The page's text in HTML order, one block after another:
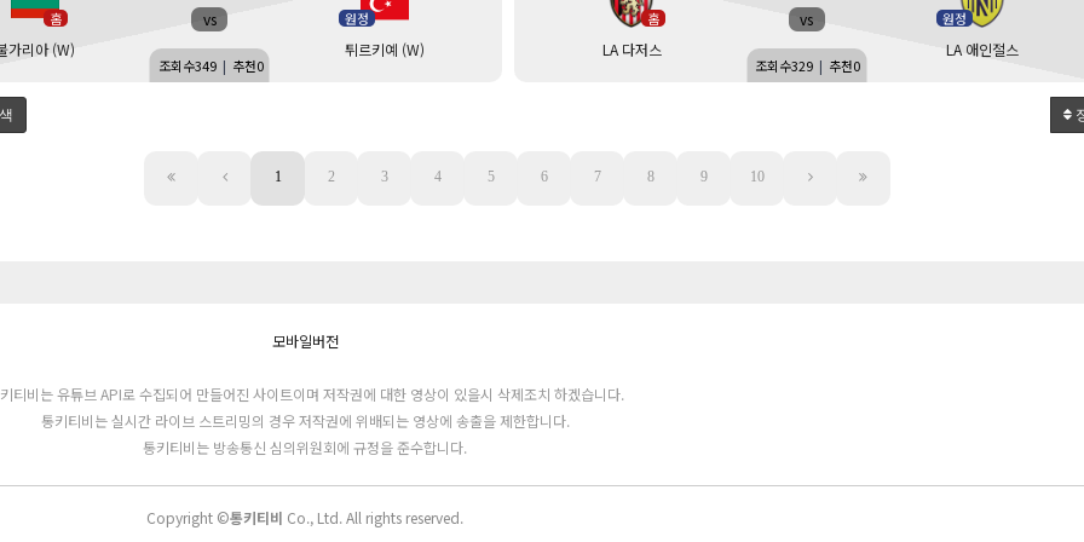
홈
가리아 (W)
vs 원정
튀르키예 (W)
조회수349 | 추천0
홈
LA 다저스
vs 원정
LA 애인절스
조회수329 | 추천0
1 2 3 4 5 6 7 8 9 10
모바일버전
티비는 유튜브 API로 수집되어 만들어진 사이트이며 저작권에 대한 영상이 있을시 삭제조치 하겠습니다.
통키티비는 실시간 라이브 스트리밍의 경우 저작권에 위배되는 영상에 송출을 제한합니다.
통키티비는 방송통신 심의위원회에 규정을 준수합니다.
Copyright ©통키티비 Co., Ltd. All rights reserved.